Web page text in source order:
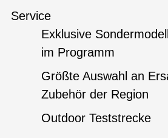
Service
Exklusive
im Programm
Größte Auswahl an
Zubehör der Region
Outdoor Teststrecke